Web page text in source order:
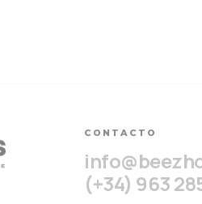
CONTACTO
(+34) 963